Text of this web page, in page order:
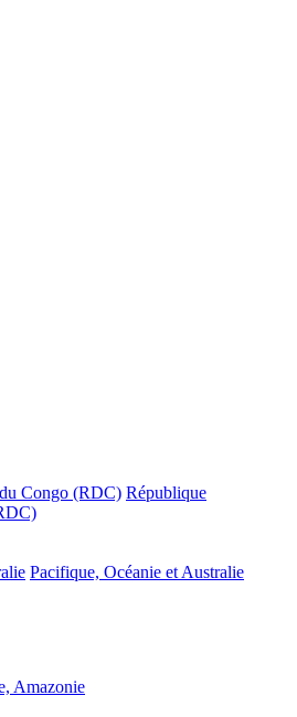
Congo (RDC) République
Pacifique, Océanie et Australie
Amazonie